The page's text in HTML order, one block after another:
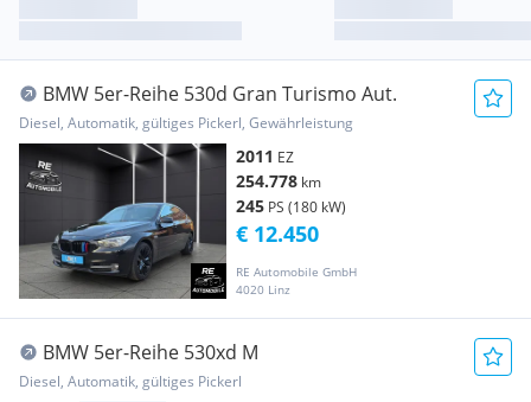
BMW 5er-Reihe 530d Gran Turismo Aut.
Diesel, Automatik, gültiges Pickerl, Gewährleistung
2011 EZ
254.778 km
245 PS (180 kW)
RE Automobile GmbH
4020 Linz
€ 12.450
BMW 5er-Reihe 530xd M
Diesel, Automatik, gültiges Pickerl